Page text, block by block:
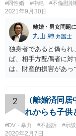
#同性婚 #中絶 #不倫慰謝
2021年9月30日
離婚・男女問題
丸山 紳 弁護士
独身者であると偽ら
ば、相手方配偶者に
は、財産的損害があ
であることを知って
求が可能です。 LINE
を立証できる場合は
2
（離婚済同
れからも子供
#DV・暴力 #不起訴 #示
2020年2月7日